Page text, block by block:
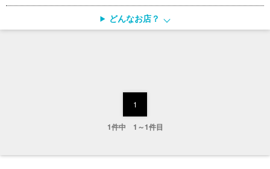
どんなお店？
1
1件中 1～1件目